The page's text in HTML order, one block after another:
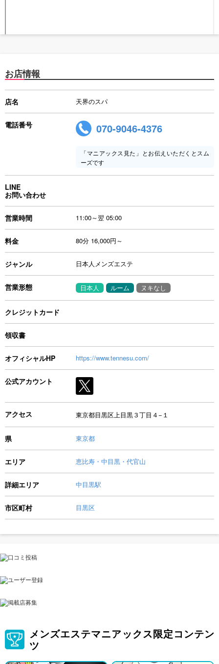
お店情報
店名 天界のスパ
電話番号 070-9046-4376
「マニアックス見た」とお伝えいただくとスム
ーズです
LINE
お問い合わせ
営業時間 11:00～翌 05:00
料金 80分 16,000円～
ジャンル 日本人メンズエステ
営業形態 日本人 ルーム ヌキなし
クレジットカード
領収書
オフィシャルHP https://www.tennesu.com/
公式アカウント
アクセス 東京都目黒区上目黒３丁目４−１
県 東京都
エリア 恵比寿・中目黒・代官山
詳細エリア 中目黒駅
市区町村 目黒区
メンズエステマニアックス限定コンテン
ツ